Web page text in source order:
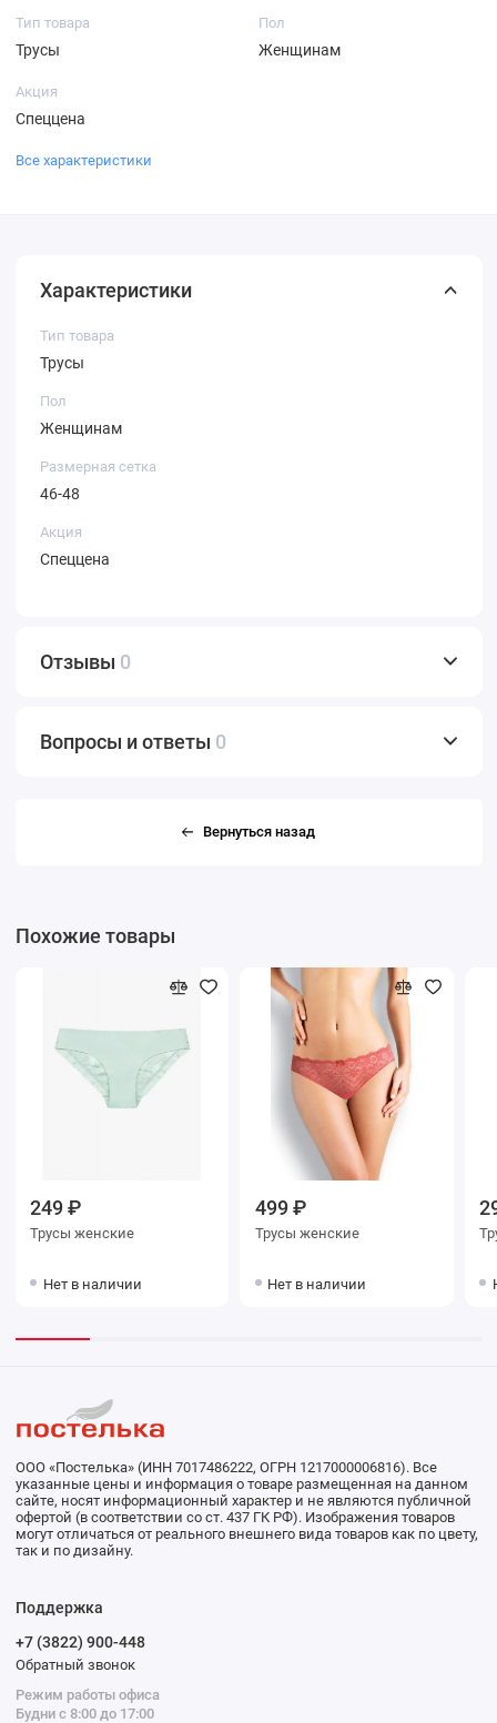
Тип товара
Трусы
Пол
Женщинам
Акция
Спеццена
Все характеристики
Характеристики
Тип товара
Трусы
Пол
Женщинам
Размерная сетка
46-48
Акция
Спеццена
Отзывы 0
Вопросы и ответы 0
Вернуться назад
Похожие товары
249 ₽
Трусы женские
Нет в наличии
499 ₽
Трусы женские
Нет в наличии
ООО «Постелька» (ИНН 7017486222, ОГРН 1217000006816). Все
указанные цены и информация о товаре размещенная на данном
сайте, носят информационный характер и не являются публичной
офертой (в соответствии со ст. 437 ГК РФ). Изображения товаров
могут отличаться от реального внешнего вида товаров как по цвету,
так и по дизайну.
Поддержка
+7 (3822) 900-448
Обратный звонок
Режим работы офиса
Будни с 8:00 до 17:00